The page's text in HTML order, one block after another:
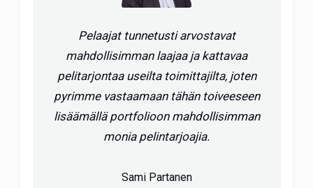
Pelaajat tunnetusti arvostavat
mahdollisimman laajaa ja kattavaa
pelitarjontaa useilta toimittajilta, joten
pyrimme vastaamaan tähän toiveeseen
lisäämällä portfolioon mahdollisimman
monia pelintarjoajia.
Sami Partanen